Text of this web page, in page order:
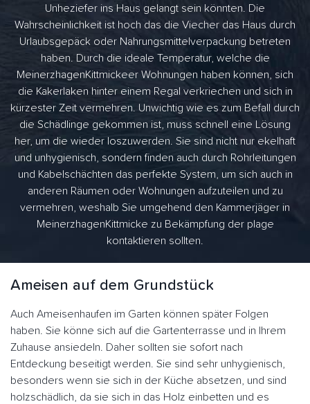
Unheziefer ins Haus gelangt sein könnten. Die
Wahrscheinlichkeit ist hoch das die Viecher das Haus durch
Urlaubsgepäck oder Nahrungsmittelverpackung betreten
haben. Durch die ideale Temperatur, welche die
MeinerzhagenKittmickeer Wohnungen haben können, sich
die Kakerlaken hinter einem Regal verkriechen und sich in
kürzester Zeit vermehren. Unwichtig wie es zum Befall durch
die Schädlinge gekommen ist, muss schnell eine Lösung
her, um die wieder loszuwerden. Sie sind nicht nur ekelhaft
und unhygienisch, sondern finden auch durch Rohrleitungen
und Kabelschächten das perfekte System, um sich auch in
anderen Räumen oder Wohnungen aufzuteilen und zu
vermehren, weshalb Sie umgehend den Kammerjäger in
MeinerzhagenKittmicke zu Bekämpfung der plage
kontaktieren sollten.
Ameisen auf dem Grundstück
Auch Ameisenhaufen im Garten können später Folgen
haben. Sie könne sich auf die Gartenterrasse und in Ihrem
Zuhause ansiedeln. Daher sollten sie sofort nach
Entdeckung beseitigt werden. Sie sind sehr unhygienisch,
besonders wenn sie sich in der Küche absetzen, und sind
holzschädlich, da sie sich in das Holz einbetten und es